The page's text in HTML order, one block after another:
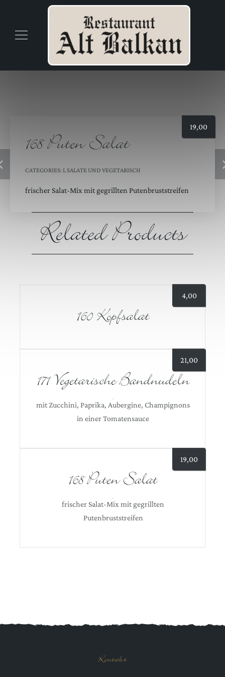
168 Puten Salat
CATEGORIES: L SALATE UND VEGETARISCH
frischer Salat-Mix mit gegrillten Putenbruststreifen
19,00
Related Products
4,00
160 Kopfsalat
21,00
171 Vegetarische Bandnudeln
mit Zucchini, Paprika, Aubergine, Champignons
in einer Tomatensauce
19,00
168 Puten Salat
frischer Salat-Mix mit gegrillten
Putenbruststreifen
Kontakt